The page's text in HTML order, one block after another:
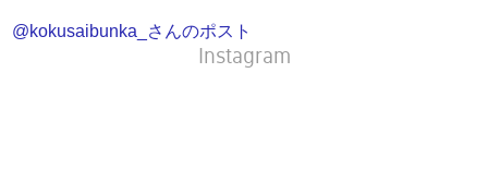
@kokusaibunka_さんのポスト
Instagram